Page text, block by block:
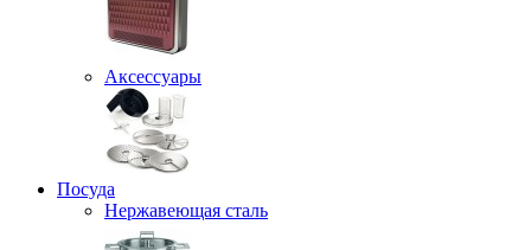
Аксессуары
Посуда
Нержавеющая сталь